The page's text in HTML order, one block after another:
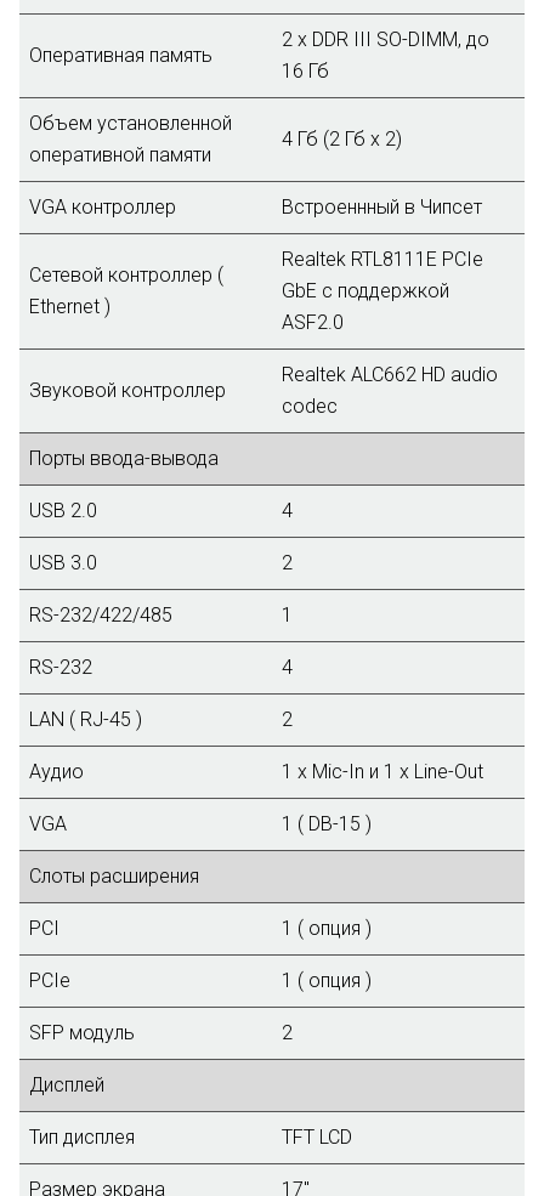
Оперативная память
2 x DDR III SO-DIMM, до
16 Гб
Объем установленной
оперативной памяти
4 Гб (2 Гб х 2)
VGA контроллер Встроеннный в Чипсет
Сетевой контроллер (
Ethernet )
Realtek RTL8111E PCIe
GbE с поддержкой
ASF2.0
Звуковой контроллер
Realtek ALC662 HD audio
codec
Порты ввода-вывода
USB 2.0 4
USB 3.0 2
RS-232/422/485 1
RS-232 4
LAN ( RJ-45 ) 2
Аудио 1 x Mic-In и 1 x Line-Out
VGA 1 ( DB-15 )
Слоты расширения
PCI 1 ( опция )
PCIe 1 ( опция )
SFP модуль 2
Дисплей
Тип дисплея TFT LCD
Размер экрана 17"